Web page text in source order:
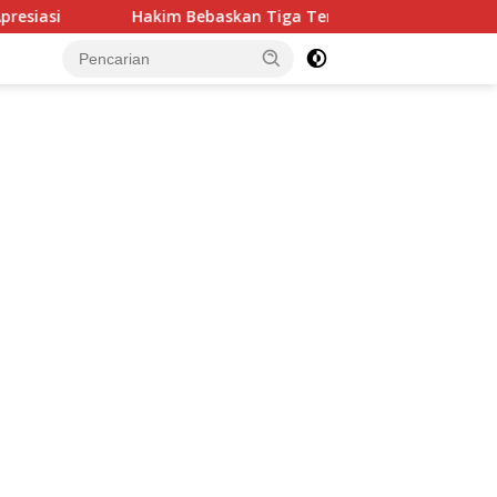
Hakim Bebaskan Tiga Terdakwa Kasus “Dana Siluman”